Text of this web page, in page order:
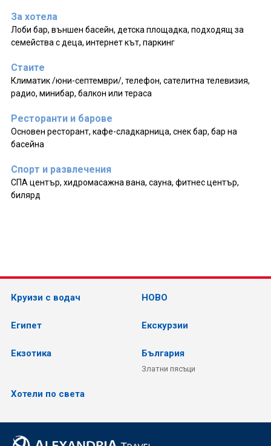
За хотела
Лоби бар, външен басейн, детска площадка, подходящ за
семейства с деца, интернет кът, паркинг
Стаите
Климатик /юни-септември/, телефон, сателитна телевизия,
радио, минибар, балкон или тераса
Ресторанти и барове
Основен ресторант, кафе-сладкарница, снек бар, бар на
басейна
Спорт и развлечения
СПА център, хидромасажна вана, сауна, фитнес център,
билярд
Круизи с водач НОВО
Египет Екскурзии
Екзотика България
Златни пясъци
Хотели по света